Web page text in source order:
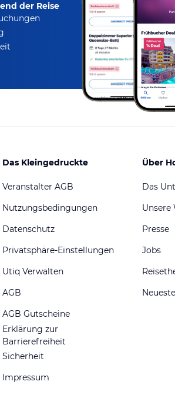
der Reise
Das Kleingedruckte
Veranstalter AGB
Nutzungsbedingungen
Datenschutz
Privatsphäre-Einstellungen
Utiq Verwalten
AGB
AGB Gutscheine
Erklärung zur
Barrierefreiheit
Sicherheit
Impressum
Über
Das
Unsere
Presse
Jobs